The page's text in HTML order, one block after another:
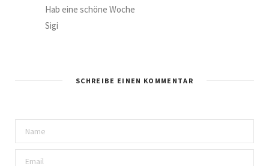
Hab eine schöne Woche
Sigi
SCHREIBE EINEN KOMMENTAR